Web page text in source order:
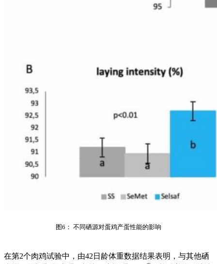
图6： 不同硒源对蛋鸡产蛋性能的影响
在第2个肉鸡试验中，由42日龄体重数据结果表明，与其他硒